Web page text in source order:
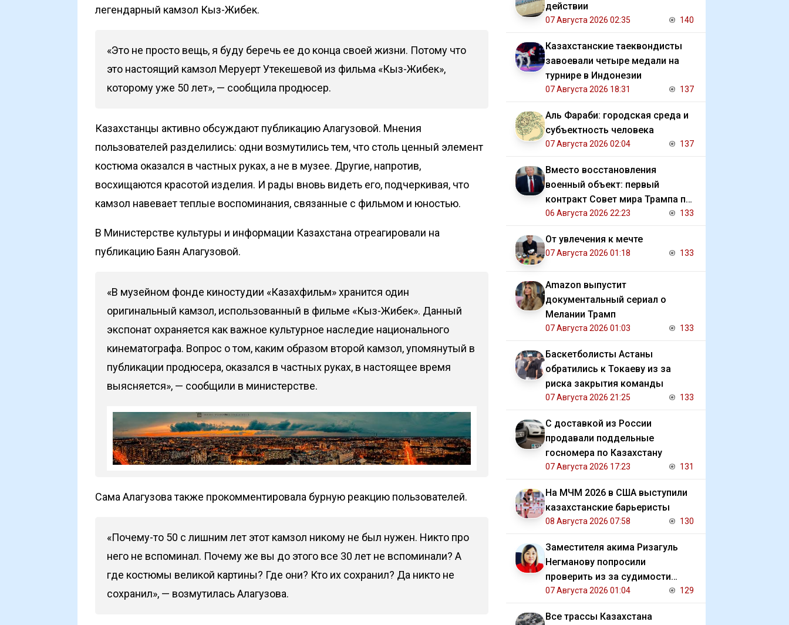
легендарный камзол Кыз-Жибек.
«Это не просто вещь, я буду беречь ее до конца своей жизни. Потому что
это настоящий камзол Меруерт Утекешевой из фильма «Кыз-Жибек»,
которому уже 50 лет», — сообщила продюсер.
Казахстанцы активно обсуждают публикацию Алагузовой. Мнения
пользователей разделились: одни возмутились тем, что столь ценный элемент
костюма оказался в частных руках, а не в музее. Другие, напротив,
восхищаются красотой изделия. И рады вновь видеть его, подчеркивая, что
камзол навевает теплые воспоминания, связанные с фильмом и юностью.
В Министерстве культуры и информации Казахстана отреагировали на
публикацию Баян Алагузовой.
«В музейном фонде киностудии «Казахфильм» хранится один
оригинальный камзол, использованный в фильме «Кыз-Жибек». Данный
экспонат охраняется как важное культурное наследие национального
кинематографа. Вопрос о том, каким образом второй камзол, упомянутый в
публикации продюсера, оказался в частных руках, в настоящее время
выясняется», — сообщили в министерстве.
Сама Алагузова также прокомментировала бурную реакцию пользователей.
«Почему-то 50 с лишним лет этот камзол никому не был нужен. Никто про
него не вспоминал. Почему же вы до этого все 30 лет не вспоминали? А
где костюмы великой картины? Где они? Кто их сохранил? Да никто не
сохранил», — возмутилась Алагузова.
действии
07 Августа 2026 02:35 140
Казахстанские таеквондисты
завоевали четыре медали на
турнире в Индонезии
07 Августа 2026 18:31 137
Аль Фараби: городская среда и
субъектность человека
07 Августа 2026 02:04 137
Вместо восстановления
военный объект: первый
контракт Совет мира Трампа по
Газе
06 Августа 2026 22:23 133
От увлечения к мечте
07 Августа 2026 01:18 133
Amazon выпустит
документальный сериал о
Мелании Трамп
07 Августа 2026 01:03 133
Баскетболисты Астаны
обратились к Токаеву из за
риска закрытия команды
07 Августа 2026 21:25 133
С доставкой из России
продавали поддельные
госномера по Казахстану
07 Августа 2026 17:23 131
На МЧМ 2026 в США выступили
казахстанские барьеристы
08 Августа 2026 07:58 130
Заместителя акима Ризагуль
Негманову попросили
проверить из за судимости
сестры
07 Августа 2026 01:04 129
Все трассы Казахстана